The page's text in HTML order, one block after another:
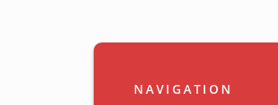
NAVIGATION